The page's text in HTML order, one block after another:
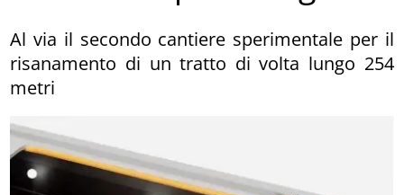
Al via il secondo cantiere sperimentale per il
risanamento di un tratto di volta lungo 254
metri